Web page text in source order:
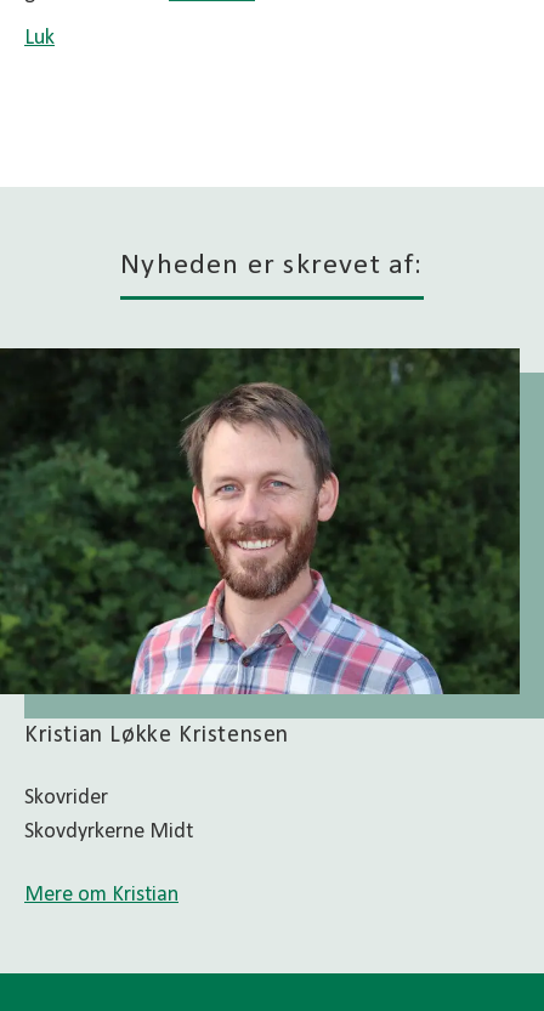
Luk
Nyheden er skrevet af:
Kristian Løkke Kristensen
Skovrider
Skovdyrkerne Midt
Mere om Kristian